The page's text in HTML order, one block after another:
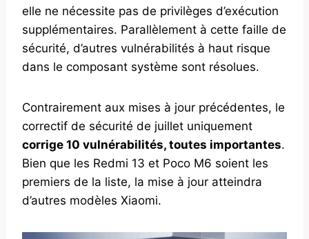
elle ne nécessite pas de privilèges d’exécution
supplémentaires. Parallèlement à cette faille de
sécurité, d’autres vulnérabilités à haut risque
dans le composant système sont résolues.
Contrairement aux mises à jour précédentes, le
correctif de sécurité de juillet uniquement
corrige 10 vulnérabilités, toutes importantes.
Bien que les Redmi 13 et Poco M6 soient les
premiers de la liste, la mise à jour atteindra
d’autres modèles Xiaomi.